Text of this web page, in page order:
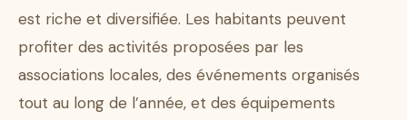
est riche et diversifiée. Les habitants peuvent
profiter des activités proposées par les
associations locales, des événements organisés
tout au long de l’année, et des équipements